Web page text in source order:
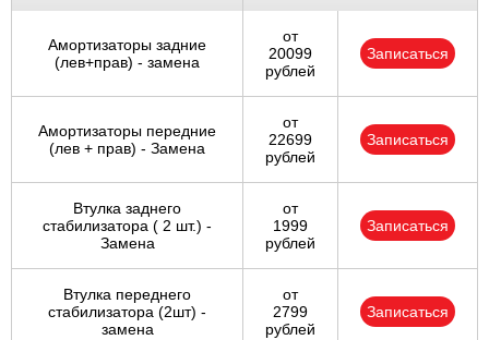
Амортизаторы задние
(лев+прав) - замена
от
20099
рублей
Записаться
Амортизаторы передние
(лев + прав) - Замена
от
22699
рублей
Записаться
Втулка заднего
стабилизатора ( 2 шт.) -
Замена
от
1999
рублей
Записаться
Втулка переднего
стабилизатора (2шт) -
замена
от
2799
рублей
Записаться